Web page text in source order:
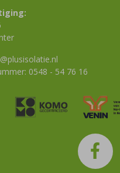
0548 - 54 76 16